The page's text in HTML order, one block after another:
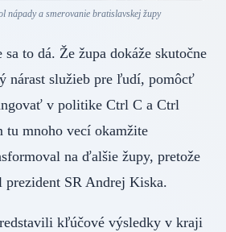
nápady a smerovanie bratislavskej župy
to dá. Že župa dokáže skutočne
nárast služieb pre ľudí, pomôcť
v politike Ctrl C a Ctrl
tu mnoho vecí okamžite
na ďalšie župy, pretože
prezident SR Andrej Kiska.
kľúčové výsledky v kraji